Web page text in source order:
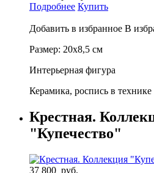
Подробнее Купить
Добавить в избранное В
Размер: 20х8,5 см
Интерьерная фигура
Керамика, роспись в
Крестная.
"Купечество"
37 800 руб.